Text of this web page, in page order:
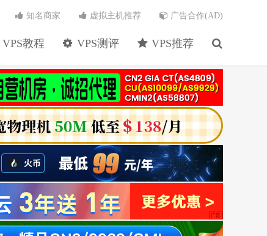
VPS教程 VPS测评 VPS推荐
知名商家 虚拟主机推荐 广告合作(AD)